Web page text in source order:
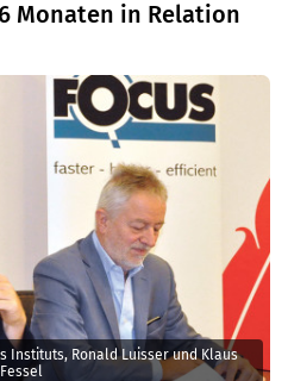
Instituts, Ronald Luisser und Klaus
Fessel
Monaten in Relation